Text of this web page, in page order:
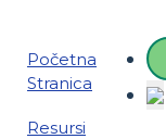
Početna
Stranica
Resursi